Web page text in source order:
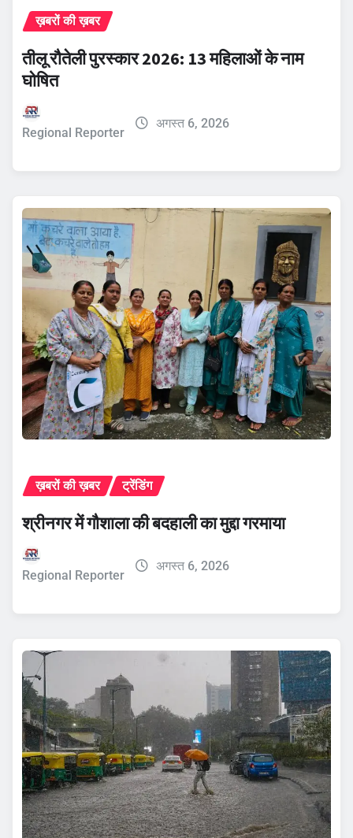
ख़बरों की ख़बर
तीलू रौतेली पुरस्कार 2026: 13 महिलाओं के नाम
घोषित
Regional Reporter
अगस्त 6, 2026
ख़बरों की ख़बर ट्रेंडिंग
श्रीनगर में गौशाला की बदहाली का मुद्दा गरमाया
Regional Reporter
अगस्त 6, 2026